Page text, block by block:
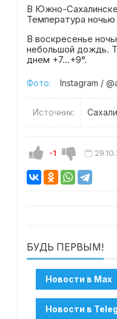
В Южно-
Температура
В воскресенье
небольшой дождь.
днем +7…+9°.
Фото: Instagram /
Источник:
-1
БУДЬ ПЕРВЫМ!